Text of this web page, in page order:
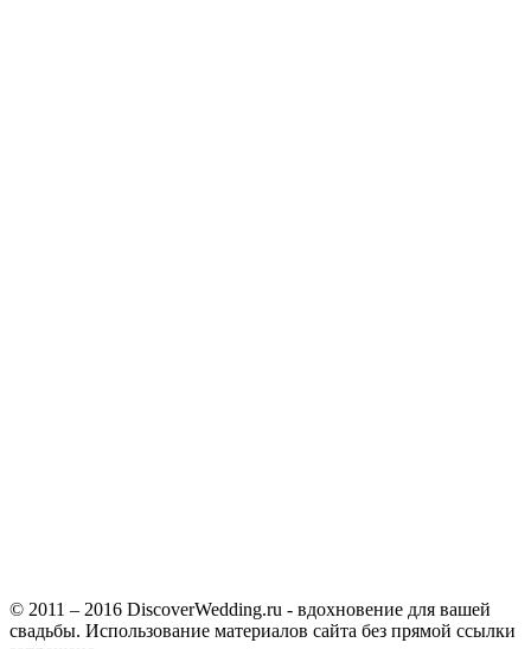
© 2011 – 2016 DiscoverWedding.ru - вдохновение для вашей
свадьбы. Использование материалов сайта без прямой ссылки